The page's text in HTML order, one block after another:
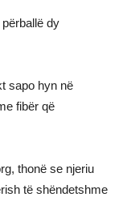
dy
sapo hyn në
fibër që
thonë se njeriu
të shëndetshme